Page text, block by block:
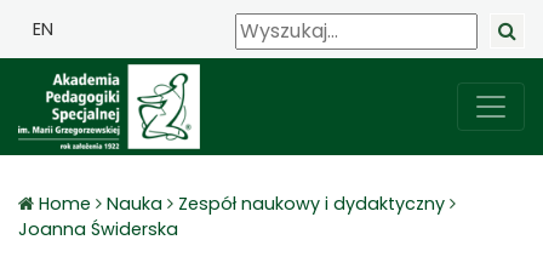
EN
Home Nauka
Zespół naukowy i dydaktyczny
Joanna Świderska